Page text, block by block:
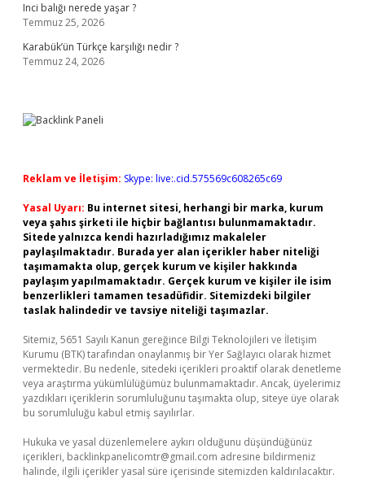
Inci balığı nerede yaşar ?
Temmuz 25, 2026
Karabük’ün Türkçe karşılığı nedir ?
Temmuz 24, 2026
Reklam ve İletişim: Skype: live:.cid.575569c608265c69
Yasal Uyarı: Bu internet sitesi, herhangi bir marka, kurum
veya şahıs şirketi ile hiçbir bağlantısı bulunmamaktadır.
Sitede yalnızca kendi hazırladığımız makaleler
paylaşılmaktadır. Burada yer alan içerikler haber niteliği
taşımamakta olup, gerçek kurum ve kişiler hakkında
paylaşım yapılmamaktadır. Gerçek kurum ve kişiler ile isim
benzerlikleri tamamen tesadüfidir. Sitemizdeki bilgiler
taslak halindedir ve tavsiye niteliği taşımazlar.
Sitemiz, 5651 Sayılı Kanun gereğince Bilgi Teknolojileri ve İletişim
Kurumu (BTK) tarafından onaylanmış bir Yer Sağlayıcı olarak hizmet
vermektedir. Bu nedenle, sitedeki içerikleri proaktif olarak denetleme
veya araştırma yükümlülüğümüz bulunmamaktadır. Ancak, üyelerimiz
yazdıkları içeriklerin sorumluluğunu taşımakta olup, siteye üye olarak
bu sorumluluğu kabul etmiş sayılırlar.
Hukuka ve yasal düzenlemelere aykırı olduğunu düşündüğünüz
içerikleri, backlinkpanelicomtr@gmail.com adresine bildirmeniz
halinde, ilgili içerikler yasal süre içerisinde sitemizden kaldırılacaktır.